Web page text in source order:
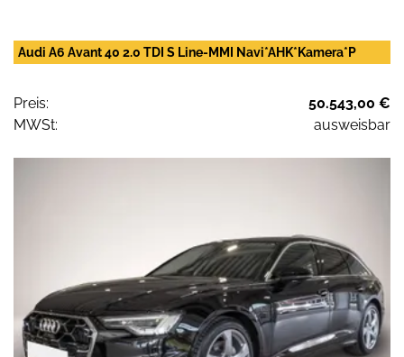
Audi A6 Avant 40 2.0 TDI S Line-MMI Navi*AHK*Kamera*P
Preis:
50.543,00 €
MWSt:
ausweisbar